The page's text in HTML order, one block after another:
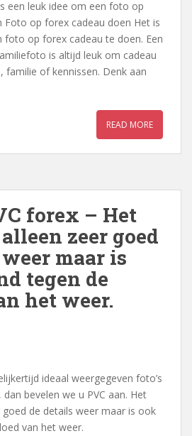
een leuk idee om een foto op
Foto op forex cadeau doen Het is
foto op forex cadeau te doen. Een
is altijd leuk om cadeau
familie of kennissen. Denk aan
READ MORE
forex – Het
zeer goed
maar is
tegen de
het weer.
ideaal weergegeven foto’s
bevelen we u PVC aan. Het
de details weer maar is ook
van het weer.